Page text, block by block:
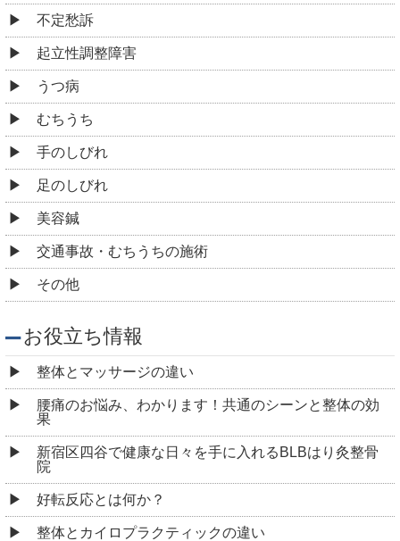
不定愁訴
起立性調整障害
うつ病
むちうち
手のしびれ
足のしびれ
美容鍼
交通事故・むちうちの施術
その他
お役立ち情報
整体とマッサージの違い
腰痛のお悩み、わかります！共通のシーンと整体の効
果
新宿区四谷で健康な日々を手に入れるBLBはり灸整骨
院
好転反応とは何か？
整体とカイロプラクティックの違い